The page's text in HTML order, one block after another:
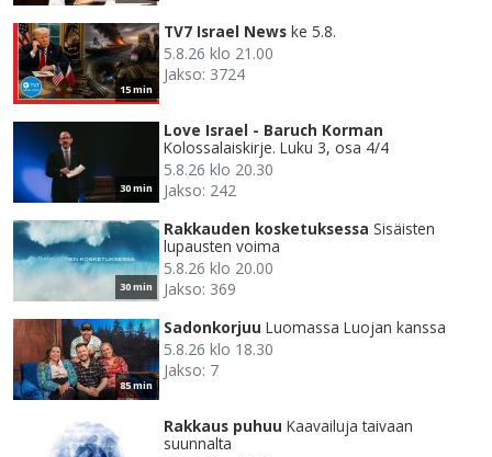
15 min
TV7 Israel News ke 5.8.
5.8.26 klo 21.00
Jakso: 3724
30 min
Love Israel - Baruch Korman
Kolossalaiskirje. Luku 3, osa 4/4
5.8.26 klo 20.30
Jakso: 242
30 min
Rakkauden kosketuksessa Sisäisten
lupausten voima
5.8.26 klo 20.00
Jakso: 369
85 min
Sadonkorjuu Luomassa Luojan kanssa
5.8.26 klo 18.30
Jakso: 7
Rakkaus puhuu Kaavailuja taivaan
suunnalta